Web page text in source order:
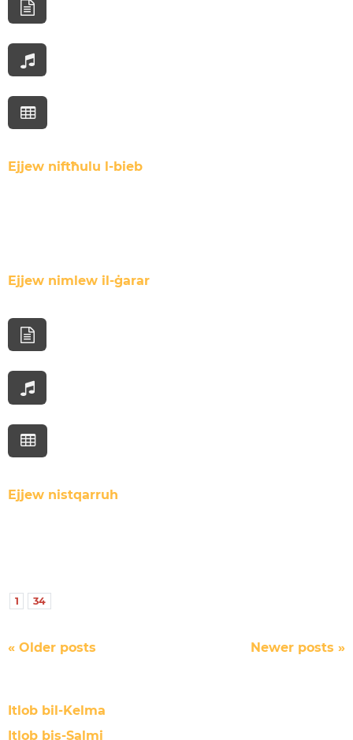
Ejjew niftħulu l-bieb
Ejjew nimlew il-ġarar
Ejjew nistqarruh
1 34
P
N
a
« Older posts Newer posts »
Itlob bil-Kelma
Itlob bis-Salmi